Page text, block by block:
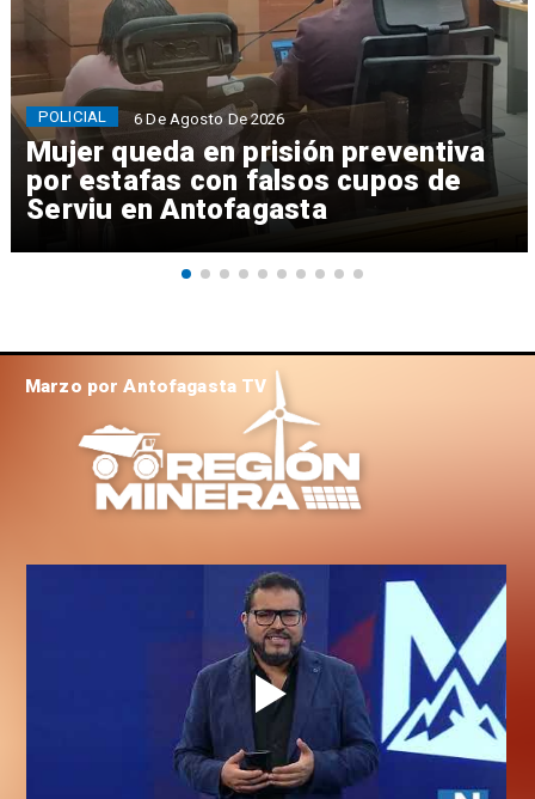
Mujer queda en prisión preventiva
por estafas con falsos cupos de
Serviu en Antofagasta
POLICIAL 6 De Agosto De 2026
Marzo por Antofagasta TV